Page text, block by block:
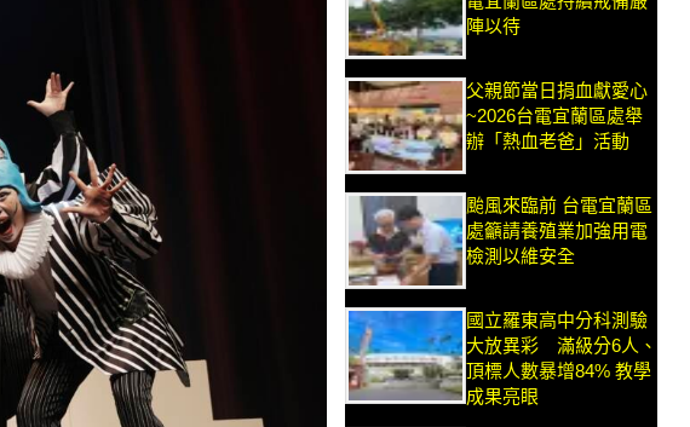
陣以待
父親節當日捐血獻愛心
~2026台電宜蘭區處舉
辦「熱血老爸」活動
颱風來臨前 台電宜蘭區
處籲請養殖業加強用電
檢測以維安全
國立羅東高中分科測驗
大放異彩 滿級分6人、
頂標人數暴增84% 教學
成果亮眼